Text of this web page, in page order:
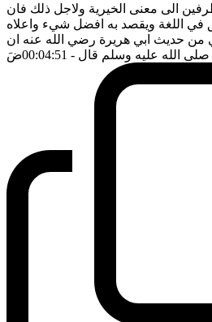
الى معنى الخيرية ولاجل ذلك فان
في اللغة ويقصد به افضل شيء واعلاه
من حديث ابي هريرة رضي الله عنه ان
الله عليه وسلم قال - 00:04:51 ضَ